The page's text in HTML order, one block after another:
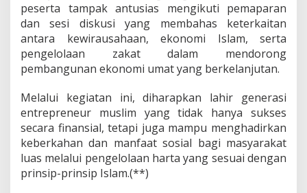
peserta tampak antusias mengikuti pemaparan
dan sesi diskusi yang membahas keterkaitan
antara kewirausahaan, ekonomi Islam, serta
pengelolaan zakat dalam mendorong
pembangunan ekonomi umat yang berkelanjutan.
Melalui kegiatan ini, diharapkan lahir generasi
entrepreneur muslim yang tidak hanya sukses
secara finansial, tetapi juga mampu menghadirkan
keberkahan dan manfaat sosial bagi masyarakat
luas melalui pengelolaan harta yang sesuai dengan
prinsip-prinsip Islam.(**)